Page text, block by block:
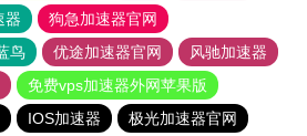
器
狗急加速器官网
鸟 优途加速器官网
风驰加速器
免费vps加速器外网苹果版
IOS加速器
极光加速器官网